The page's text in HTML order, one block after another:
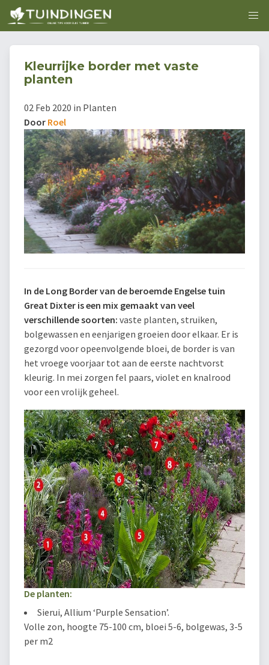
Kleurrijke border met vaste
planten
02 Feb 2020 in Planten
Door Roel
In de Long Border van de beroemde Engelse tuin
Great Dixter is een mix gemaakt van veel
verschillende soorten: vaste planten, struiken,
bolgewassen en eenjarigen groeien door elkaar. Er is
gezorgd voor opeenvolgende bloei, de border is van
het vroege voorjaar tot aan de eerste nachtvorst
kleurig. In mei zorgen fel paars, violet en knalrood
voor een vrolijk geheel.
De planten:
Sierui, Allium ‘Purple Sensation’.
Volle zon, hoogte 75-100 cm, bloei 5-6, bolgewas, 3-5
per m2